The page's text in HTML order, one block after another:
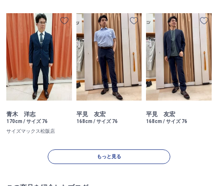
青木 洋志
170cm / サイズ 76
サイズマックス松阪店
平見 友宏
168cm / サイズ 76
平見 友宏
168cm / サイズ 76
もっと見る